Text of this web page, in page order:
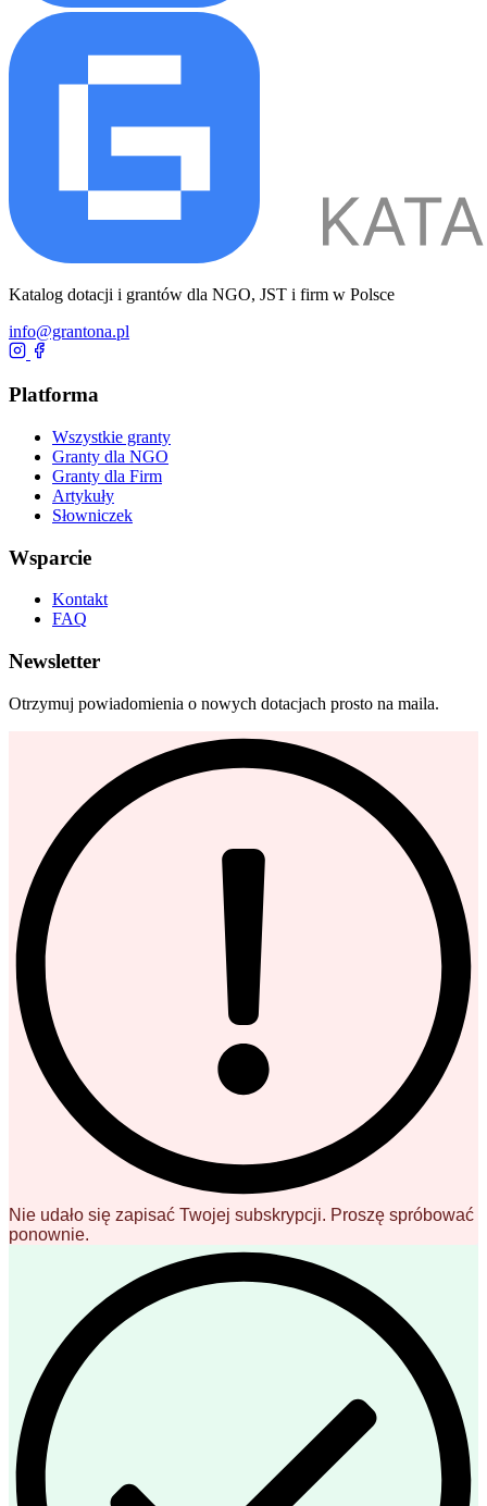
Katalog dotacji i grantów dla NGO, JST i firm w Polsce
info@grantona.pl
Platforma
Wszystkie granty
Granty dla NGO
Granty dla Firm
Artykuły
Słowniczek
Wsparcie
Kontakt
FAQ
Newsletter
Otrzymuj powiadomienia o nowych dotacjach prosto na maila.
Nie udało się zapisać Twojej subskrypcji. Proszę spróbować
ponownie.